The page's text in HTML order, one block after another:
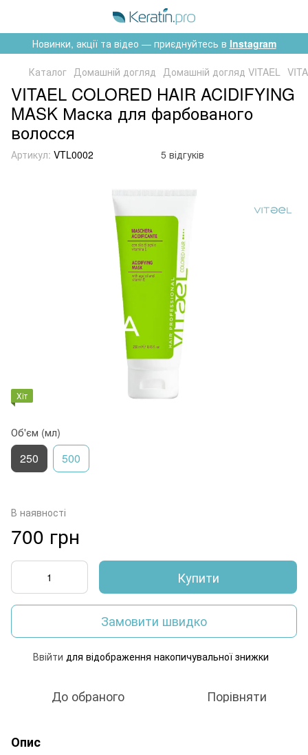
Новинки, акції та відео — приєднуйтесь в Instagram
Каталог Домашній догляд Домашній догляд VITAEL
VITAEL COLORED HAIR ACIDIFYING
MASK Маска для фарбованого
волосся
Артикул: VTL0002 5 відгуків
Хіт
Об'єм (мл)
250 500
В наявності
700 грн
Купити
Замовити швидко
Ввійти для відображення накопичувальної знижки
До обраного Порівняти
Опис